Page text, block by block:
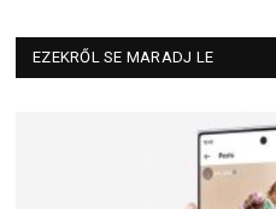
EZEKRŐL SE MARADJ LE